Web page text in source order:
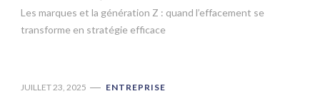
Les marques et la génération Z : quand l’effacement se
transforme en stratégie efficace
JUILLET 23, 2025 ENTREPRISE